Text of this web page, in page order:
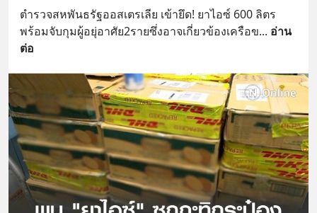
ตำรวจสหพันธรัฐออสเตรเลีย เข้ายึด! ยาไอซ์ 600 ลิตร
พร้อมจับกุมผู้อยุ่อาศัย2รายซึ่งอาจเกี่ยวข้องเครือข... อ่าน
ต่อ